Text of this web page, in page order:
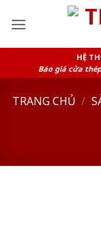
HỆ
Báo giá cửa
TRANG CHỦ /